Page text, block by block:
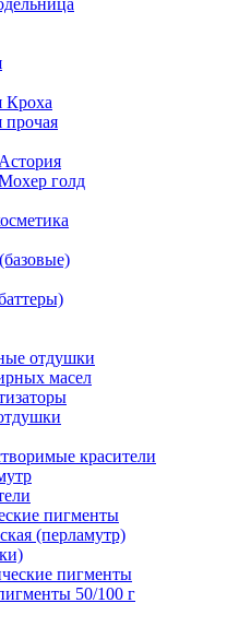
Кроха
голд
отдушки
масел
красители
пигменты
(перламутр)
пигменты
50/100 г